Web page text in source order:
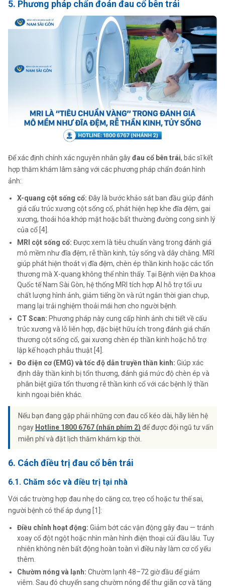
5. Phương pháp chẩn đoán đau cổ bên trái
Để xác định chính xác nguyên nhân gâyđau cổ bên trái, bác sĩ kết
hợp thăm khám lâm sàng với các phương pháp chẩn đoán hình
ảnh:
X-quang cột sống cổ: Đây là bước khảo sát ban đầu giúp đánh
giá cấu trúc xương cột sống cổ, phát hiện hẹp khe đĩa đệm, gai
xương, thoái hóa khớp mặt hoặc bất thường đường cong sinh lý
của cổ [4].
MRI cột sống cổ: Được xem là tiêu chuẩn vàng trong đánh giá
mô mềm như đĩa đệm, rễ thần kinh, tủy sống và dây chằng. MRI
giúp phát hiện thoát vị đĩa đệm, chèn ép thần kinh hoặc các tổn
thương mà X-quang không thể nhìn thấy. Tại Bệnh viện Đa khoa
Quốc tế Nam Sài Gòn, hệ thống MRI tích hợp AI hỗ trợ tối ưu
chất lượng hình ảnh, giảm tiếng ồn và rút ngắn thời gian chụp,
mang lại trải nghiệm thoải mái hơn cho người bệnh.
CT Scan: Phương pháp này cung cấp hình ảnh chi tiết về cấu
trúc xương và lỗ liên hợp, đặc biệt hữu ích trong đánh giá chấn
thương cột sống cổ, gai xương chèn ép thần kinh hoặc hỗ trợ
lập kế hoạch phẫu thuật [4].
Đo điện cơ (EMG) và tốc độ dẫn truyền thần kinh: Giúp xác
định dây thần kinh bị tổn thương, đánh giá mức độ chèn ép và
phân biệt giữa tổn thương rễ thần kinh cổ với các bệnh lý thần
kinh ngoại biên khác.
Nếu bạn đang gặp phải những cơn đau cổ kéo dài, hãy liên hệ
ngay Hotline 1800 6767 (nhấn phím 2) để được đội ngũ tư vấn
miễn phí và đặt lịch thăm khám kịp thời.
6. Cách điều trị đau cổ bên trái
6.1. Chăm sóc và điều trị tại nhà
Với các trường hợp đau nhẹ do căng cơ, trẹo cổ hoặc tư thế sai,
người bệnh có thể áp dụng [1]:
Điều chỉnh hoạt động: Giảm bớt các vận động gây đau — tránh
xoay cổ đột ngột hoặc nhìn màn hình điện thoại cúi đầu lâu. Tuy
nhiên không nên bất động hoàn toàn vì điều này làm cơ cổ yếu
thêm.
Chườm nóng và lạnh: Chườm lạnh 48–72 giờ đầu để giảm
viêm. Sau đó chuyển sang chườm nóng để thư giãn cơ và tăng